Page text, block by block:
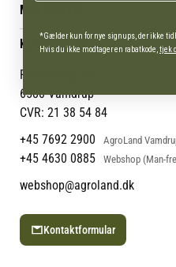
Følg din bestilling
Persondatapolitik
Cookies
Job
Mærker
Om os
Om Vestjyllands Andel
Blog
Ofte stillede spørgsmål
MIN KONTO
Administrer min konto
Min Konto
KONTAKT OS
Pantonevej 10
6580 Vamdrup
CVR: 21 38 54 84
+45 7692 2900
AgroLand
+45 4630 0885 Webshop (Man-
webshop@agroland.dk
Kontaktformular
*Gælder kun for nye signups, der ikke
Hvis du ikke modtager en rabatkode, tjek